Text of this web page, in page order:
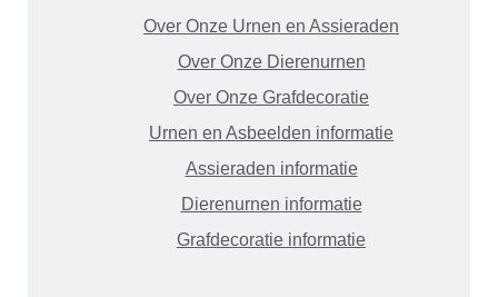
Over Onze Urnen en Assieraden
Over Onze Dierenurnen
Over Onze Grafdecoratie
Urnen en Asbeelden informatie
Assieraden informatie
Dierenurnen informatie
Grafdecoratie informatie